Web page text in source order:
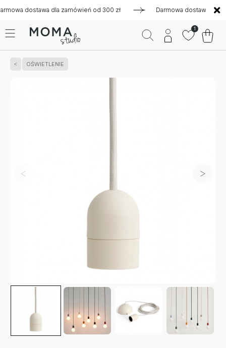
dostawa dla zamówień od 300 zł Darmowa dostawa dla
1
OŚWIETLENIE